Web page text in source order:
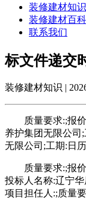
装修建材知识
装修建材百科
联系我们
标文件递交
装修建材知识 |
质量要求:;报价:
养护集团无限公司
无限公司;工期:日历
质量要求:;报价:
投标人名称:辽宁
项目担任人:;质量